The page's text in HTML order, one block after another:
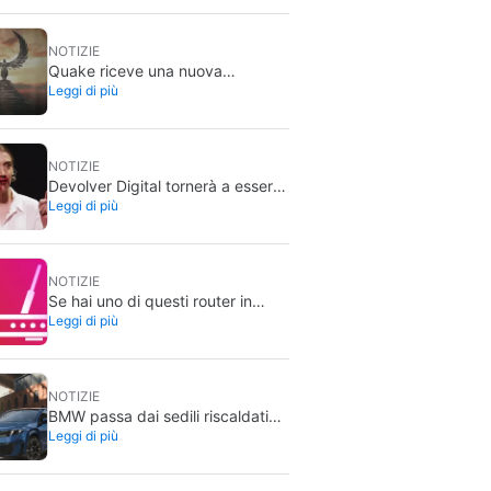
NOTIZIE
Quake riceve una nuova
espansione per il suo 30º
Leggi di più
NOTIZIE
Devolver Digital tornerà a essere
una società privata perché
ammazzerà
Leggi di più
NOTIZIE
Se hai uno di questi router in
casa, la cosa migliore è
Leggi di più
NOTIZIE
BMW passa dai sedili riscaldati
alla pubblicità sui suoi schermi:
Spider-Man?
Leggi di più